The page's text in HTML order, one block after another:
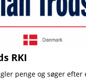
RKI
penge og søger efter